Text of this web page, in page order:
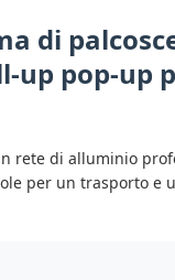
di
up pop-up
rete di alluminio
per un trasporto e